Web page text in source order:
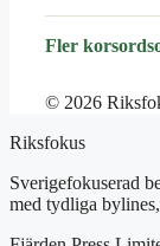
Fler
© 2026
Riksfokus
Sverigefokuserad
med tydliga